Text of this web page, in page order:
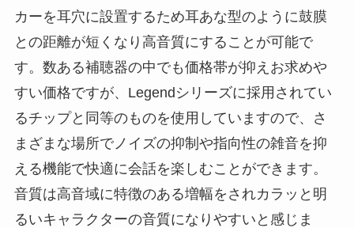
カーを耳穴に設置するため耳あな型のように鼓膜
との距離が短くなり高音質にすることが可能で
す。数ある補聴器の中でも価格帯が抑えお求めや
すい価格ですが、Legendシリーズに採用されてい
るチップと同等のものを使用していますので、さ
まざまな場所でノイズの抑制や指向性の雑音を抑
える機能で快適に会話を楽しむことができます。
音質は高音域に特徴のある増幅をされカラッと明
るいキャラクターの音質になりやすいと感じま